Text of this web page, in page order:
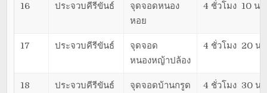
16 ประจวบคีรีขันธ์
จุดจอดหนอง
หอย
4 ชั่วโมง 10 นา
17 ประจวบคีรีขันธ์
จุดจอด
หนองหญ้าปล้อง
4 ชั่วโมง 20 น
18 ประจวบคีรีขันธ์ จุดจอดบ้านกรูด 4 ชั่วโมง 30 น